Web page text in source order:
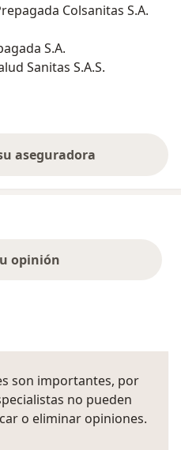
Colsanitas S.A.
S.A.
Sanitas S.A.S.
aseguradora
opinión
son importantes, por
no pueden
o eliminar opiniones.